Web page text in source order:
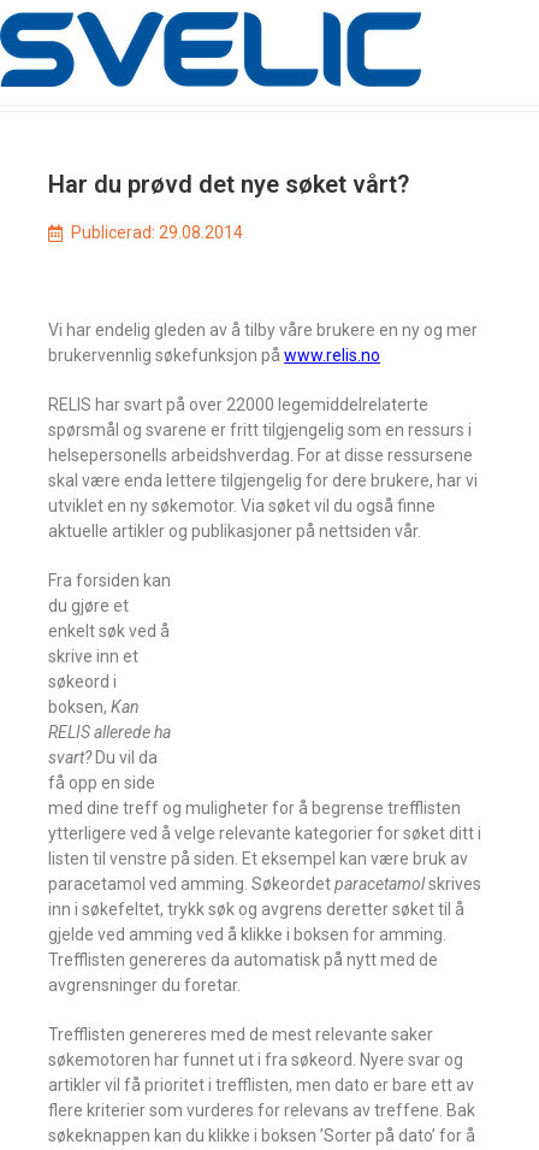
Har du prøvd det nye søket vårt?
Publicerad: 29.08.2014
Vi har endelig gleden av å tilby våre brukere en ny og mer
brukervennlig søkefunksjon på www.relis.no
RELIS har svart på over 22000 legemiddelrelaterte
spørsmål og svarene er fritt tilgjengelig som en ressurs i
helsepersonells arbeidshverdag. For at disse ressursene
skal være enda lettere tilgjengelig for dere brukere, har vi
utviklet en ny søkemotor. Via søket vil du også finne
aktuelle artikler og publikasjoner på nettsiden vår.
Fra forsiden kan
du gjøre et
enkelt søk ved å
skrive inn et
søkeord i
boksen, Kan
RELIS allerede ha
svart?Du vil da
få opp en side
med dine treff og muligheter for å begrense trefflisten
ytterligere ved å velge relevante kategorier for søket ditt i
listen til venstre på siden. Et eksempel kan være bruk av
paracetamol ved amming. Søkeordetparacetamolskrives
inn i søkefeltet, trykk søk og avgrens deretter søket til å
gjelde ved amming ved å klikke i boksen for amming.
Trefflisten genereres da automatisk på nytt med de
avgrensninger du foretar.
Trefflisten genereres med de mest relevante saker
søkemotoren har funnet ut i fra søkeord. Nyere svar og
artikler vil få prioritet i trefflisten, men dato er bare ett av
flere kriterier som vurderes for relevans av treffene. Bak
søkeknappen kan du klikke i boksen ’Sorter på dato’ for å